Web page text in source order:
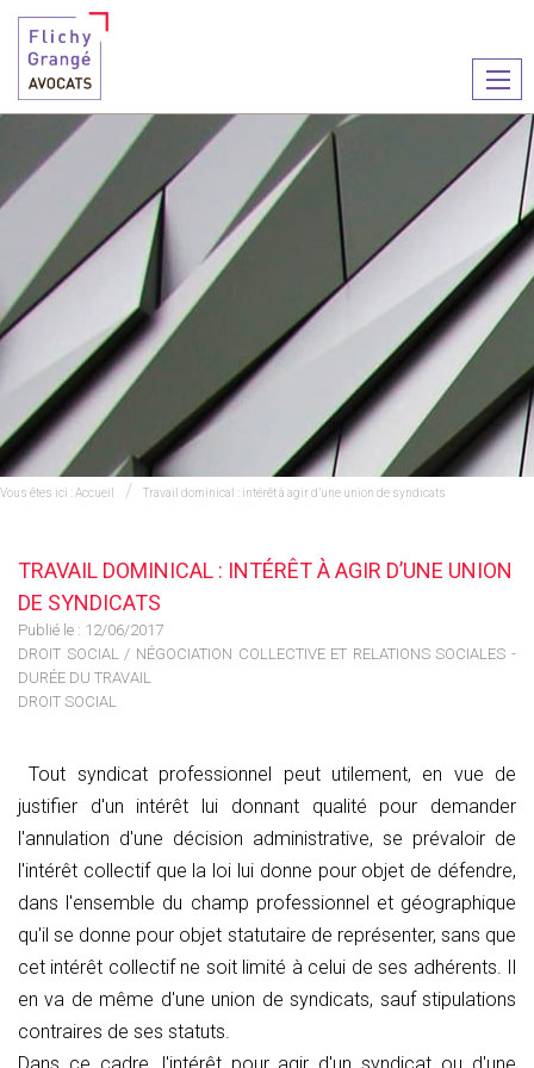
le
Vous êtes ici :Accueil Travail dominical : intérêt à agir d’une union de syndicats
TRAVAIL DOMINICAL : INTÉRÊT À AGIR D’UNE UNION
DE SYNDICATS
Publié le : 12/06/2017
DROIT SOCIAL/ NÉGOCIATION COLLECTIVE ET RELATIONS SOCIALES -
DURÉE DU TRAVAIL
DROIT SOCIAL
Tout syndicat professionnel peut utilement, en vue de
justifier d'un intérêt lui donnant qualité pour demander
l'annulation d'une décision administrative, se prévaloir de
l'intérêt collectif que la loi lui donne pour objet de défendre,
dans l'ensemble du champ professionnel et géographique
qu'il se donne pour objet statutaire de représenter, sans que
cet intérêt collectif ne soit limité à celui de ses adhérents. Il
en va de même d'une union de syndicats, sauf stipulations
contraires de ses statuts.